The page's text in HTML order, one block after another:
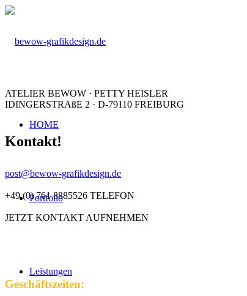
HOME
Portfolio
Leistungen
ATELIER BEWOW · PETTY HEISLER
IDINGERSTRAßE 2 · D-79110 FREIBURG
Kontakt!
post@bewow-grafikdesign.de
+49 (0) 761 8885526 TELEFON
JETZT KONTAKT AUFNEHMEN
Geschäftszeiten: